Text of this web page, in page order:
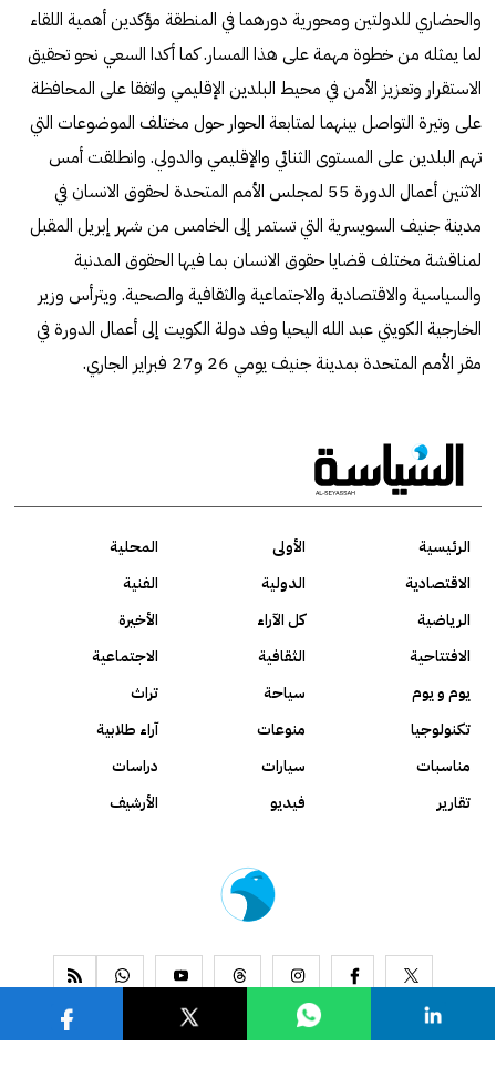
والحضاري للدولتين ومحورية دورهما في المنطقة مؤكدين أهمية اللقاء
لما يمثله من خطوة مهمة على هذا المسار. كما أكدا السعي نحو تحقيق
الاستقرار وتعزيز الأمن في محيط البلدين الإقليمي واتفقا على المحافظة
على وتيرة التواصل بينهما لمتابعة الحوار حول مختلف الموضوعات التي
تهم البلدين على المستوى الثنائي والإقليمي والدولي. وانطلقت أمس
الاثنين أعمال الدورة 55 لمجلس الأمم المتحدة لحقوق الانسان في
مدينة جنيف السويسرية التي تستمر إلى الخامس من شهر إبريل المقبل
لمناقشة مختلف قضايا حقوق الانسان بما فيها الحقوق المدنية
والسياسية والاقتصادية والاجتماعية والثقافية والصحية. ويترأس وزير
الخارجية الكويتي عبد الله اليحيا وفد دولة الكويت إلى أعمال الدورة في
مقر الأمم المتحدة بمدينة جنيف يومي 26 و27 فبراير الجاري.
الرئيسية الأولى
المحلية
الاقتصادية
الدولية
الفنية
الرياضية
كل الآراء
الأخيرة
الافتتاحية
الثقافية
الاجتماعية
يوم و يوم
سياحة
تراث
تكنولوجيا
منوعات
آراء طلابية
مناسبات
سيارات
دراسات
تقارير
فيديو الأرشيف